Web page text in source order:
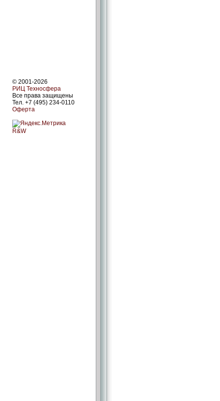
© 2001-2026
РИЦ Техносфера
Все права защищены
Тел. +7 (495) 234-0110
Оферта
R&W